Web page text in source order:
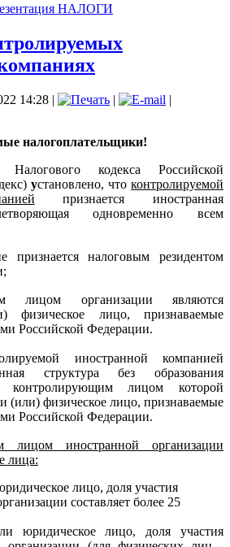
НАЛОГИ
14:28 | |
|
налогоплательщики!
кодекса Российской
установлено, что контролируемой
признается иностранная
одновременно всем
признается налоговым резидентом
лицом организации являются
физическое лицо, признаваемые
Российской Федерации.
иностранной компанией
структура без образования
контролирующим лицом которой
(или) физическое лицо, признаваемые
Российской Федерации.
лицом иностранной организации
лица:
лицо, доля участия
составляет более 25
юридическое лицо, доля участия